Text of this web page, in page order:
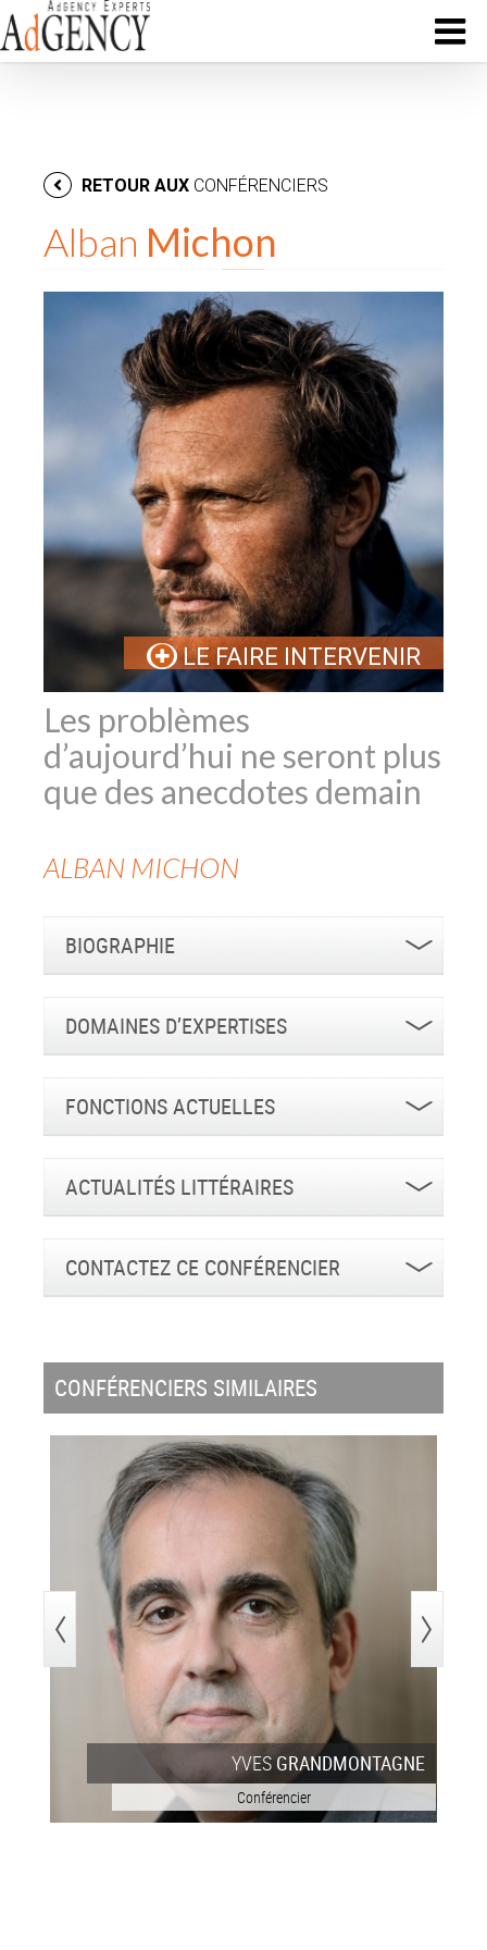
RETOUR AUX CONFÉRENCIERS
Alban Michon
LE FAIRE INTERVENIR
Les problèmes
d’aujourd’hui ne seront plus
que des anecdotes demain
ALBAN MICHON
BIOGRAPHIE
DOMAINES D’EXPERTISES
FONCTIONS ACTUELLES
ACTUALITÉS LITTÉRAIRES
CONTACTEZ CE CONFÉRENCIER
CONFÉRENCIERS SIMILAIRES
YVESGRANDMONTAGNE
Conférencier
>